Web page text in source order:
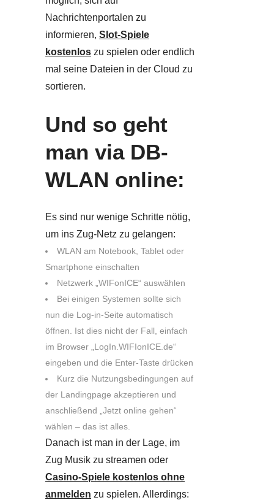
Nachrichtenportalen zu
informieren, Slot-Spiele
kostenlos zu spielen oder endlich
mal seine Dateien in der Cloud zu
sortieren.
Und so geht
man via DB-
WLAN online:
Es sind nur wenige Schritte nötig,
um ins Zug-Netz zu gelangen:
WLAN am Notebook, Tablet oder
Smartphone einschalten
Netzwerk „WIFonICE“ auswählen
Bei einigen Systemen sollte sich
nun die Log-in-Seite automatisch
öffnen. Ist dies nicht der Fall, einfach
im Browser „LogIn.WIFIonICE.de“
eingeben und die Enter-Taste drücken
Kurz die Nutzungsbedingungen auf
der Landingpage akzeptieren und
anschließend „Jetzt online gehen“
wählen – das ist alles.
Danach ist man in der Lage, im
Zug Musik zu streamen oder
Casino-Spiele kostenlos ohne
anmelden zu spielen. Allerdings: